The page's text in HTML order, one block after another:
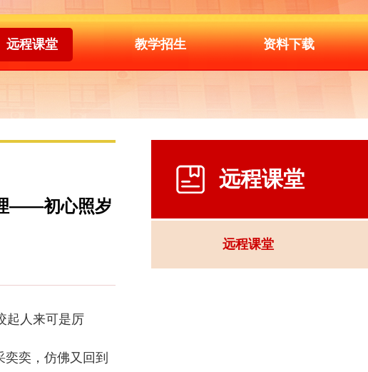
远程课堂 教学招生 资料下载
远程课堂
远程课堂
理——初心照岁
起人来可是厉
奕，仿佛又回到